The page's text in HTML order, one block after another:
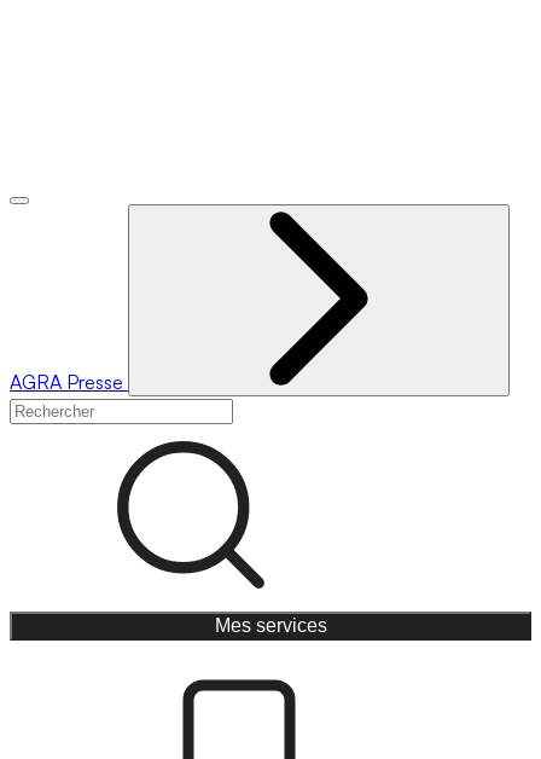
AGRA Presse
Mes services